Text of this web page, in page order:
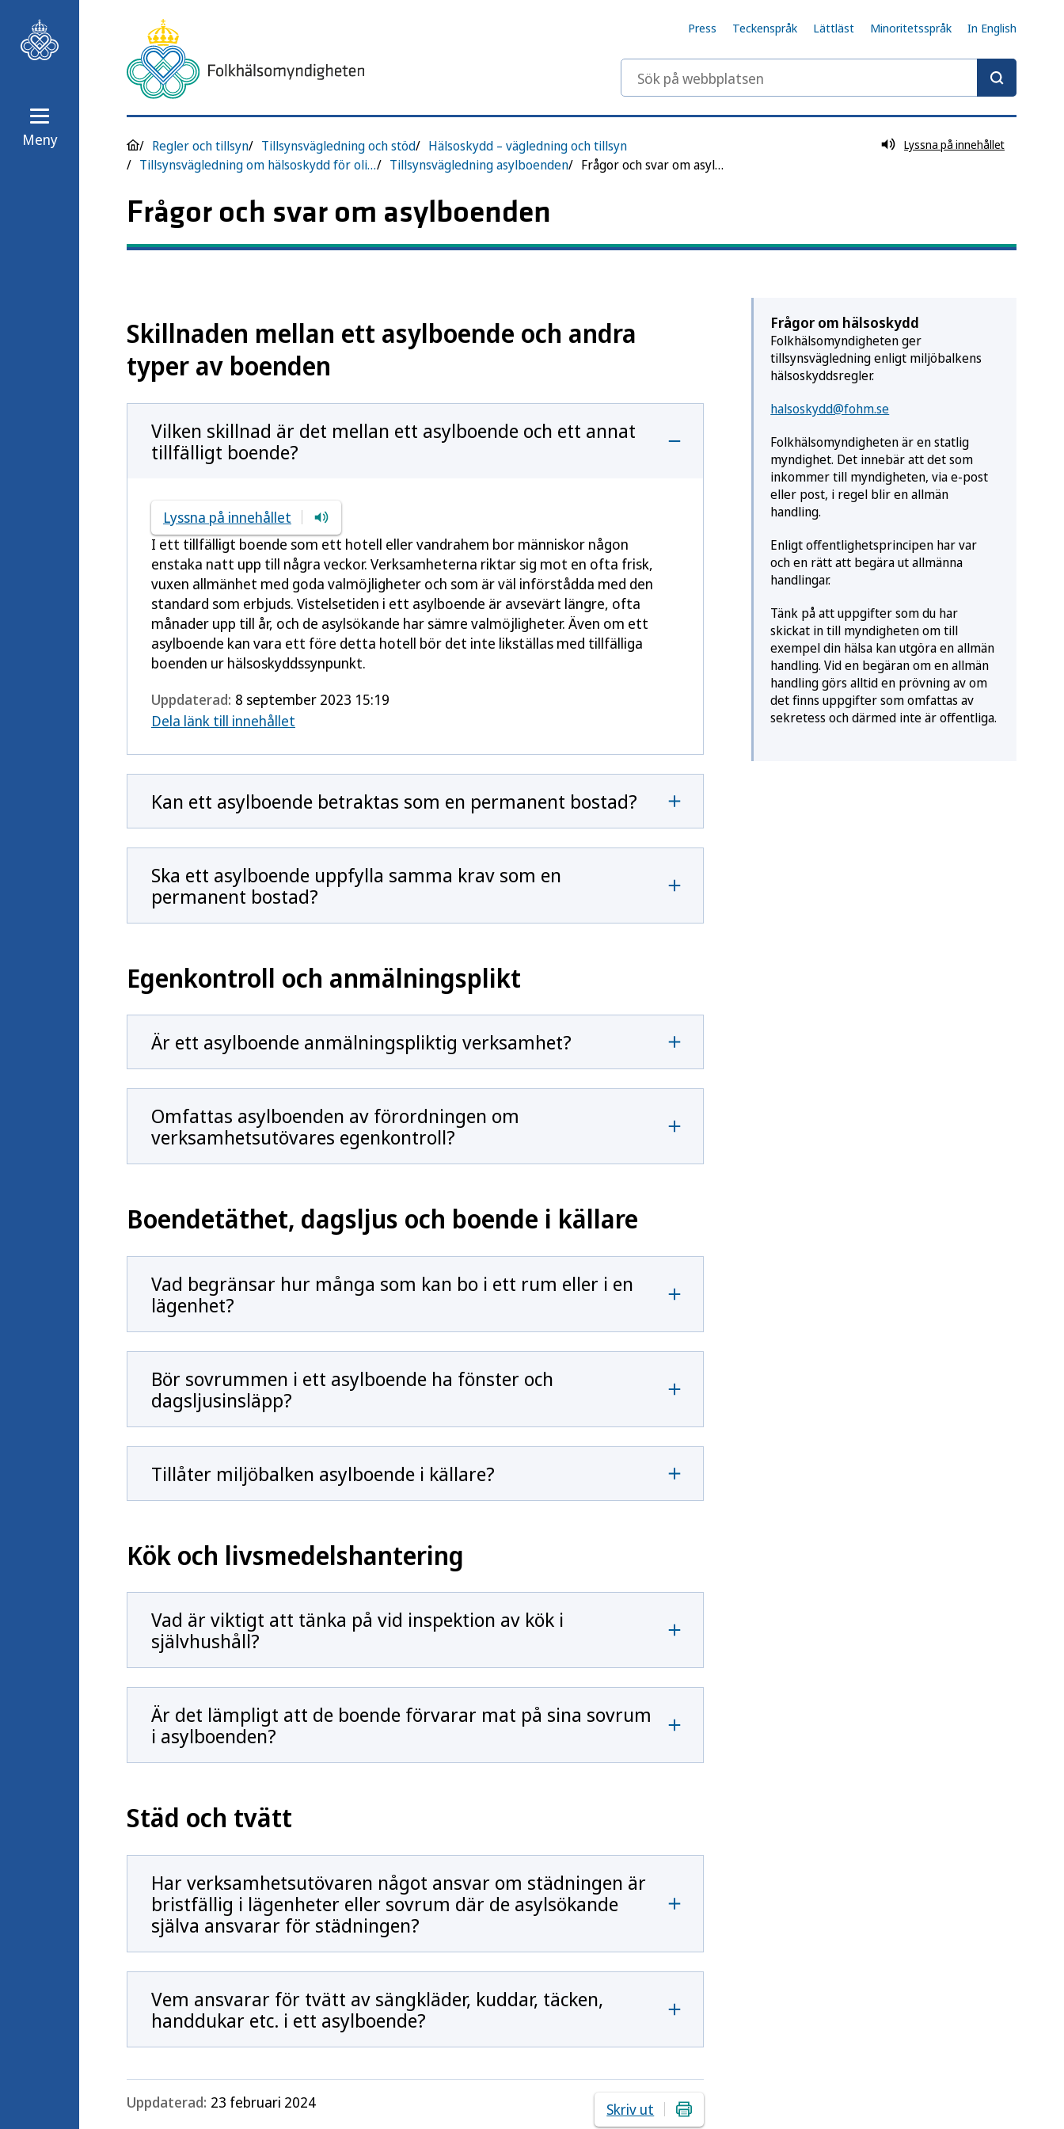
Meny
Press Teckenspråk Lättläst Minoritetsspråk In English
Sök på webbplatsen
Regler och tillsyn Tillsynsvägledning och stöd
Hälsoskydd – vägledning och tillsyn
Tillsynsvägledning om hälsoskydd för olika typer av verksamheter
Tillsynsvägledning asylboenden Frågor och svar om asylboenden
Lyssna på innehållet
Frågor och svar om asylboenden
Skillnaden mellan ett asylboende och andra
typer av boenden
Vilken skillnad är det mellan ett asylboende och ett annat
tillfälligt boende?
Lyssna på innehållet
I ett tillfälligt boende som ett hotell eller vandrahem bor människor någon
enstaka natt upp till några veckor. Verksamheterna riktar sig mot en ofta frisk,
vuxen allmänhet med goda valmöjligheter och som är väl införstådda med den
standard som erbjuds. Vistelsetiden i ett asylboende är avsevärt längre, ofta
månader upp till år, och de asylsökande har sämre valmöjligheter. Även om ett
asylboende kan vara ett före detta hotell bör det inte likställas med tillfälliga
boenden ur hälsoskyddssynpunkt.
Uppdaterad: 8 september 2023 15:19
Dela länk till innehållet
Kan ett asylboende betraktas som en permanent bostad?
Ska ett asylboende uppfylla samma krav som en
permanent bostad?
Egenkontroll och anmälningsplikt
Är ett asylboende anmälningspliktig verksamhet?
Omfattas asylboenden av förordningen om
verksamhetsutövares egenkontroll?
Boendetäthet, dagsljus och boende i källare
Vad begränsar hur många som kan bo i ett rum eller i en
lägenhet?
Bör sovrummen i ett asylboende ha fönster och
dagsljusinsläpp?
Tillåter miljöbalken asylboende i källare?
Kök och livsmedelshantering
Vad är viktigt att tänka på vid inspektion av kök i
självhushåll?
Är det lämpligt att de boende förvarar mat på sina sovrum
i asylboenden?
Städ och tvätt
Har verksamhetsutövaren något ansvar om städningen är
bristfällig i lägenheter eller sovrum där de asylsökande
själva ansvarar för städningen?
Vem ansvarar för tvätt av sängkläder, kuddar, täcken,
handdukar etc. i ett asylboende?
Uppdaterad: 23 februari 2024 Skriv ut
Frågor om hälsoskydd
Folkhälsomyndigheten ger
tillsynsvägledning enligt miljöbalkens
hälso­skydds­regler.
halsoskydd@fohm.se
Folkhälsomyndigheten är en statlig
myndighet. Det innebär att det som
inkommer till myndigheten, via e-post
eller post, i regel blir en allmän
handling.
Enligt offentlighetsprincipen har var
och en rätt att begära ut allmänna
handlingar.
Tänk på att uppgifter som du har
skickat in till myndigheten om till
exempel din hälsa kan utgöra en allmän
handling. Vid en begäran om en allmän
handling görs alltid en prövning av om
det finns uppgifter som omfattas av
sekretess och därmed inte är offentliga.